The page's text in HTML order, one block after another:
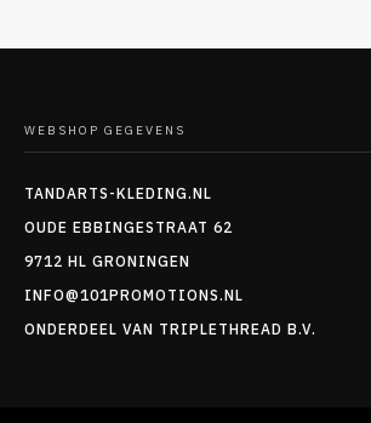
WEBSHOP GEGEVENS
TANDARTS-KLEDING.NL
OUDE EBBINGESTRAAT 62
9712 HL GRONINGEN
INFO@101PROMOTIONS.NL
ONDERDEEL VAN TRIPLETHREAD B.V.